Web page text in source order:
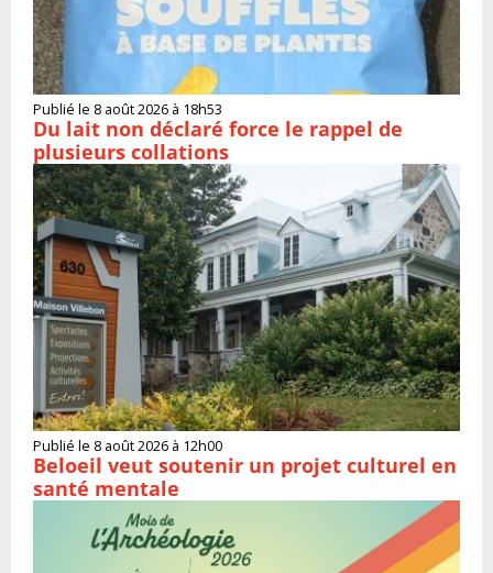
Publié le 8 août 2026 à 18h53
Du lait non déclaré force le rappel de
plusieurs collations
Publié le 8 août 2026 à 12h00
Beloeil veut soutenir un projet culturel en
santé mentale